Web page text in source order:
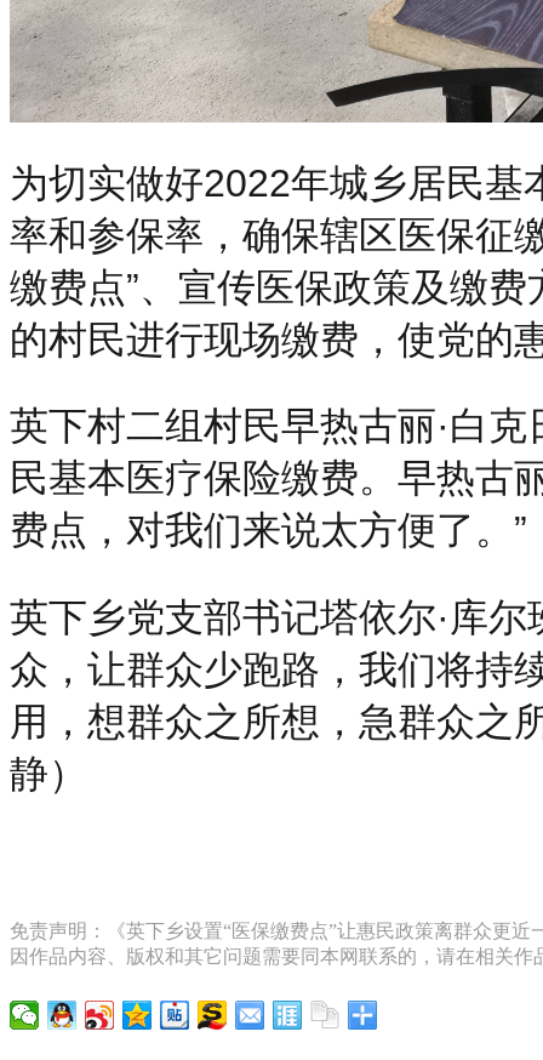
为切实做好2022年城乡居民
率和参保率，确保辖区医保征
缴费点”、宣传医保政策及缴
的村民进行现场缴费，使党的
英下村二组村民早热古丽·白
民基本医疗保险缴费。早热古
费点，对我们来说太方便了。”
英下乡党支部书记塔依尔·库
众，让群众少跑路，我们将持
用，想群众之所想，急群众之
静）
免责声明：《英下乡设置“医保缴费点”让惠民政策离群众更
因作品内容、版权和其它问题需要同本网联系的，请在相关作